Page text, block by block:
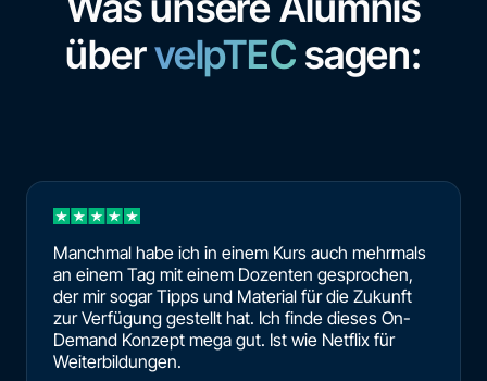
übervelpTEC sagen:
Manchmal habe ich in einem Kurs auch mehrmals
an einem Tag mit einem Dozenten gesprochen,
der mir sogar Tipps und Material für die Zukunft
zur Verfügung gestellt hat. Ich finde dieses On-
Demand Konzept mega gut. Ist wie Netflix für
Weiterbildungen.